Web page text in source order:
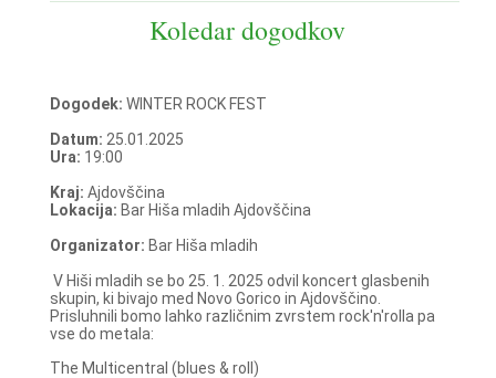
Koledar dogodkov
Dogodek: WINTER ROCK FEST
Datum: 25.01.2025
Ura: 19:00
Kraj: Ajdovščina
Lokacija: Bar Hiša mladih Ajdovščina
Organizator: Bar Hiša mladih
V Hiši mladih se bo 25. 1. 2025 odvil koncert glasbenih
skupin, ki bivajo med Novo Gorico in Ajdovščino.
Prisluhnili bomo lahko različnim zvrstem rock'n'rolla pa
vse do metala:
The Multicentral (blues & roll)